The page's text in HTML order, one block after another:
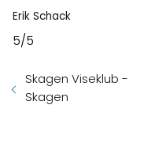
Erik Schack
5/5
Skagen Viseklub -
Skagen